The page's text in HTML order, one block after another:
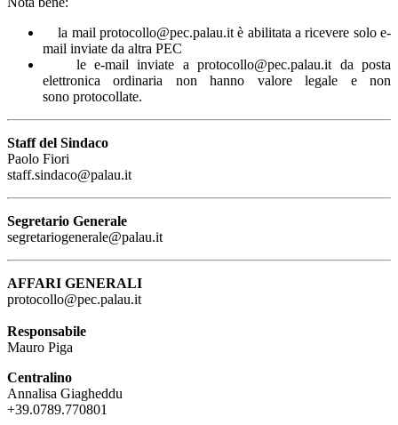
la mail protocollo@pec.palau.it è abilitata a ricevere solo e-
mail inviate da altra PEC
le e-mail inviate a protocollo@pec.palau.it da posta
elettronica ordinaria non hanno valore legale e non
sono protocollate.
Staff del Sindaco
Paolo Fiori
staff.sindaco@palau.it
Segretario Generale
segretariogenerale@palau.it
AFFARI GENERALI
protocollo@pec.palau.it
Responsabile
Mauro Piga
Centralino
Annalisa Giagheddu
+39.0789.770801